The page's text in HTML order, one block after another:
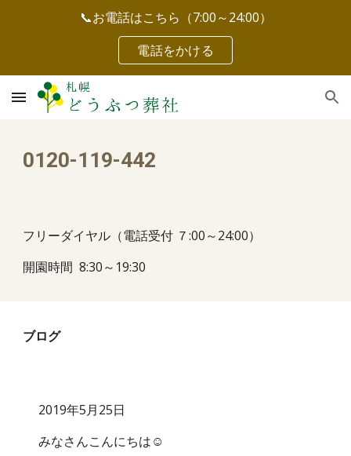
Skip to main content Skip to navigation
📞お電話はこちら（7:00～24:00）
電話をかける
0120-119-442
フリーダイヤル（電話受付 ７:00～24:00）
開園時間 8:30～19:30
ブログ
2019年5月25日
みなさんこんにちは☺